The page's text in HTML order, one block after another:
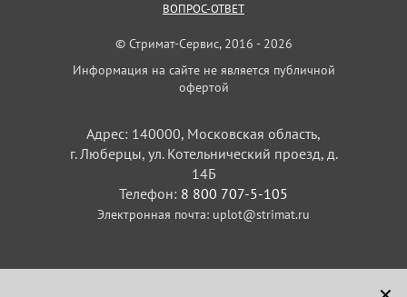
ВОПРОС-ОТВЕТ
© Стримат-Сервис, 2016 - 2026
Информация на сайте не является публичной
офертой
Адрес: 140000, Московская область,
г. Люберцы, ул. Котельнический проезд, д.
14Б
Телефон: 8 800 707-5-105
Электронная почта: uplot@strimat.ru